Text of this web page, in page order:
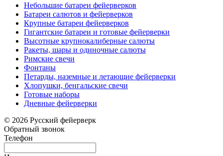
Небольшие батареи фейерверков
Батареи салютов и фейерверков
Крупные батареи фейерверков
Гигантские батареи и готовые фейерверки
Высотные крупнокалиберные салюты
Ракеты, шары и одиночные салюты
Римские свечи
Фонтаны
Петарды, наземные и летающие фейерверки
Хлопушки, бенгальские свечи
Готовые наборы
Дневные фейерверки
© 2026 Русский фейерверк
Обратный звонок
Телефон